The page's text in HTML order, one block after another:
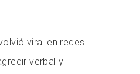
viral en redes
verbal y